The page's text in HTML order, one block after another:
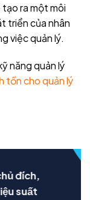
ra một môi
triển của nhân
việc quản lý.
năng quản lý
tồn cho quản lý
đích,
suất